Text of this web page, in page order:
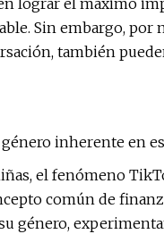
lograr el máximo
Sin embargo,
también
inherente en
el fenómeno
común de
género,